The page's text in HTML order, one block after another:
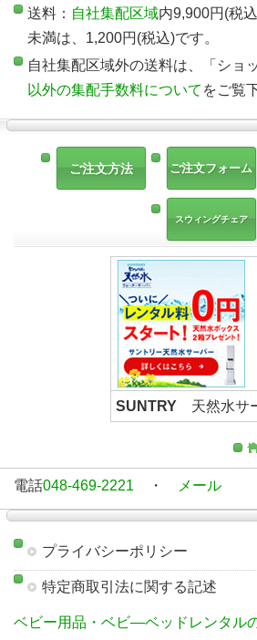
送料： 自社集配区域内9,900円(税
未満は、1,200円(税込)です。
自社集配区域外の送料は、「ショ
以外の集配手数料について をご覧
ご注文方法 ご注文フォーム
スウィングチェア
SUNTRY天然水サ
電話048-469-2221 ・ メール
プライバシーポリシー
特定商取引法に関する記述
ベビー用品・ベビ―ベッドレンタル